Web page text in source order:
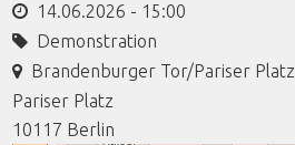
14.06.2026 - 15:00
Demonstration
Brandenburger Tor/Pariser Platz
Pariser Platz
10117 Berlin